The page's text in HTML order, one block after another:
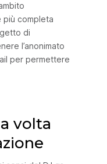
più completa
di
l’anonimato
per permettere
volta